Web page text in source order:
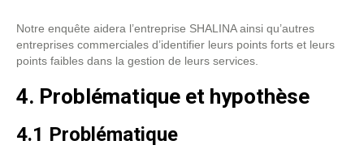
Notre enquête aidera l’entreprise SHALINA ainsi qu’autres
entreprises commerciales d’identifier leurs points forts et leurs
points faibles dans la gestion de leurs services.
4. Problématique et hypothèse
4.1 Problématique